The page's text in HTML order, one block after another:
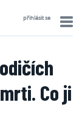
přihlásit se
Co ji